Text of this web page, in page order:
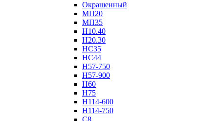
Окрашенный
МП20
МП35
Н10.40
Н20.30
НС35
НС44
Н57-750
Н57-900
Н60
Н75
Н114-600
Н114-750
С8